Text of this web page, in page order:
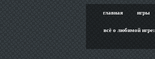
главная игры
всё о любимой игре: